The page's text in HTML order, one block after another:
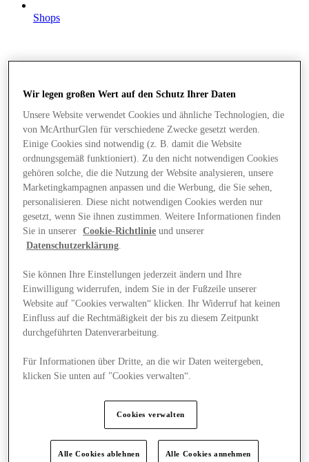
Shops
Angebote
Wir legen großen Wert auf den Schutz Ihrer Daten
Unsere Website verwendet Cookies und ähnliche Technologien, die
von McArthurGlen für verschiedene Zwecke gesetzt werden.
Einige Cookies sind notwendig (z. B. damit die Website
ordnungsgemäß funktioniert). Zu den nicht notwendigen Cookies
gehören solche, die die Nutzung der Website analysieren, unsere
Marketingkampagnen anpassen und die Werbung, die Sie sehen,
personalisieren. Diese nicht notwendigen Cookies werden nur
gesetzt, wenn Sie ihnen zustimmen. Weitere Informationen finden
Sie in unserer
Cookie-Richtlinie und unserer
Datenschutzerklärung.
Sie können Ihre Einstellungen jederzeit ändern und Ihre
Einwilligung widerrufen, indem Sie in der Fußzeile unserer
Website auf "Cookies verwalten“ klicken. Ihr Widerruf hat keinen
Einfluss auf die Rechtmäßigkeit der bis zu diesem Zeitpunkt
durchgeführten Datenverarbeitung.
Für Informationen über Dritte, an die wir Daten weitergeben,
klicken Sie unten auf "Cookies verwalten“.
Cookies verwalten
Alle Cookies ablehnen Alle Cookies annehmen